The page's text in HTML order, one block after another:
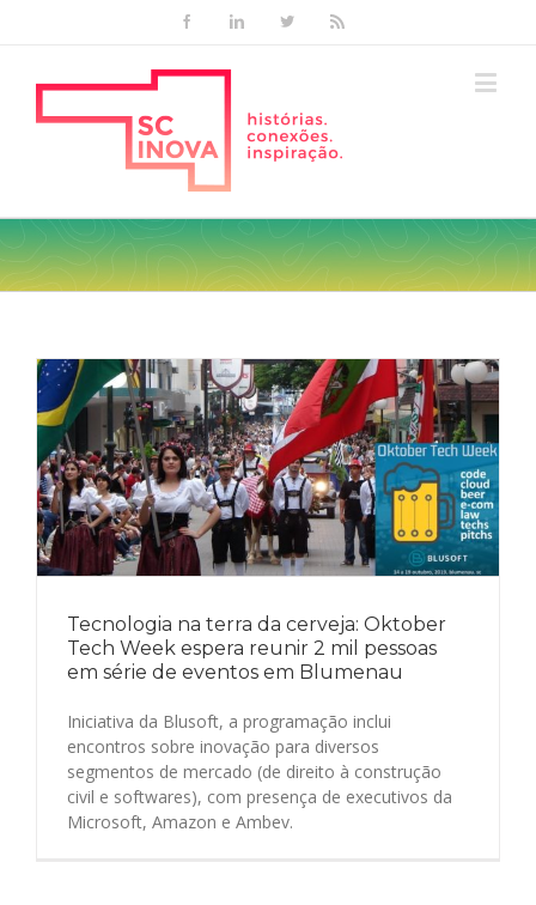
FacebookLinkedinTwitter
Tecnologia na terra da cerveja: Oktober
Tech Week espera reunir 2 mil pessoas
em série de eventos em Blumenau
Iniciativa da Blusoft, a programação inclui
encontros sobre inovação para diversos
segmentos de mercado (de direito à construção
civil e softwares), com presença de executivos da
Microsoft, Amazon e Ambev.